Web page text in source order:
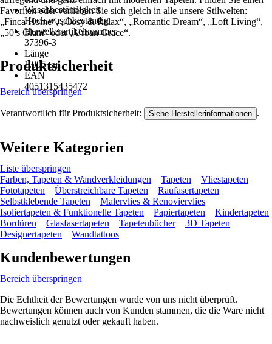
Waschbeständigkeit
Hoch waschbeständig
Herstellerartikelnummer
37396-3
Länge
1.005 cm
EAN
4051315435472
Favoriten oder verlieben Sie sich gleich in alle unsere Stilwelten:
„Finca Home“, „Cosy & Relax“, „Romantic Dream“, „Loft Living“,
„50’s Glam“ oder „Urban Grace“.
Produktsicherheit
Bereich überspringen
Verantwortlich für Produktsicherheit: Siehe Herstellerinformationen .
Weitere Kategorien
Liste überspringen
Farben, Tapeten & Wandverkleidungen
Tapeten
Vliestapeten
Fototapeten
Überstreichbare Tapeten
Raufasertapeten
Selbstklebende Tapeten
Malervlies & Renoviervlies
Isoliertapeten & Funktionelle Tapeten
Papiertapeten
Kindertapeten
Bordüren
Glasfasertapeten Tapetenbücher
3D Tapeten
Designertapeten
Wandtattoos
Kundenbewertungen
Bereich überspringen
Die Echtheit der Bewertungen wurde von uns nicht überprüft.
Bewertungen können auch von Kunden stammen, die die Ware nicht
nachweislich genutzt oder gekauft haben.